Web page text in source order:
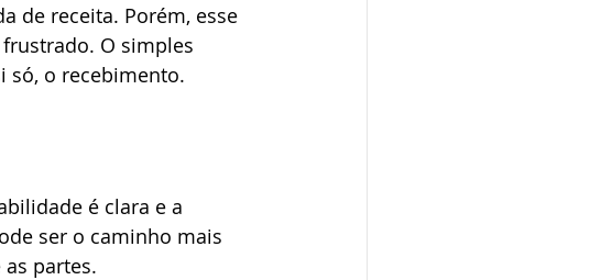
de receita. Porém, esse
O simples
só, o recebimento.
é clara e a
ser o caminho mais
partes.